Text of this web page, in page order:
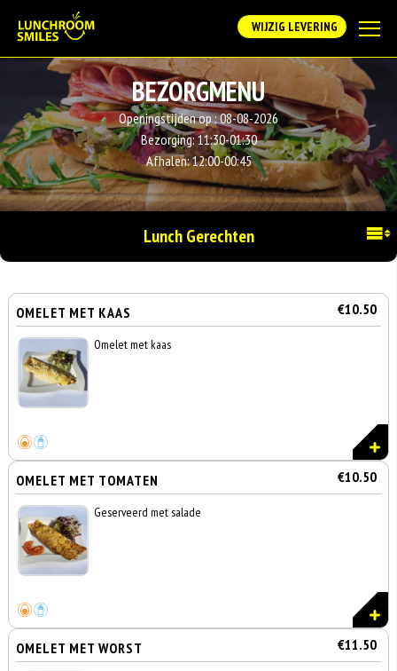
WIJZIG LEVERING
BEZORGMENU
Openingstijden op :08-08-2026
Bezorging:11:30-01:30
Afhalen:12:00-00:45
Lunch Gerechten
OMELET MET KAAS €10.50
Omelet met kaas
OMELET MET TOMATEN €10.50
Geserveerd met salade
OMELET MET WORST €11.50